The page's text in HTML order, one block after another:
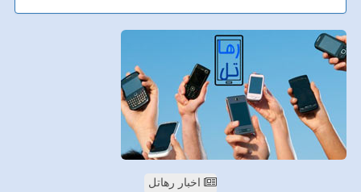
اخبار رهاتل